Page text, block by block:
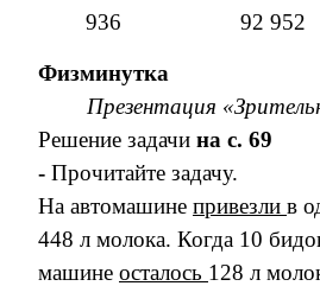
936 92
Физминутка
Презентация
Решение задачи на с. 69
- Прочитайте задачу.
На автомашине привезли в
448 л молока. Когда 10
машине осталось 128 л